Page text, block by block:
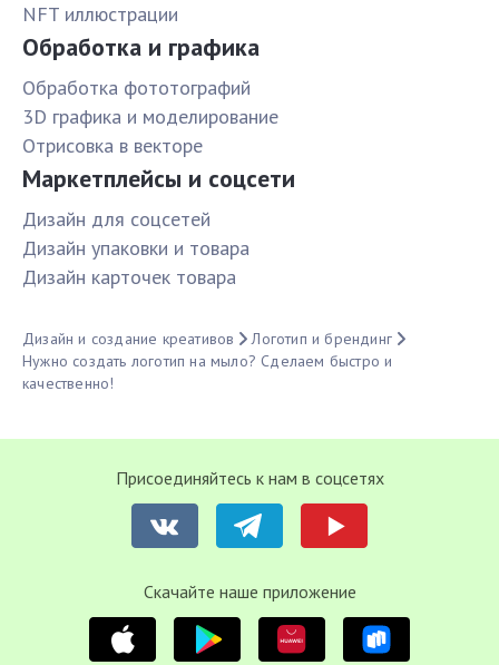
NFT иллюстрации
Обработка и графика
Обработка фототографий
3D графика и моделирование
Отрисовка в векторе
Маркетплейсы и соцсети
Дизайн для соцсетей
Дизайн упаковки и товара
Дизайн карточек товара
Дизайн и создание креативов
Логотип и брендинг
Нужно создать логотип на мыло? Сделаем быстро и
качественно!
Присоединяйтесь к нам в соцсетях
Cкачайте наше приложение